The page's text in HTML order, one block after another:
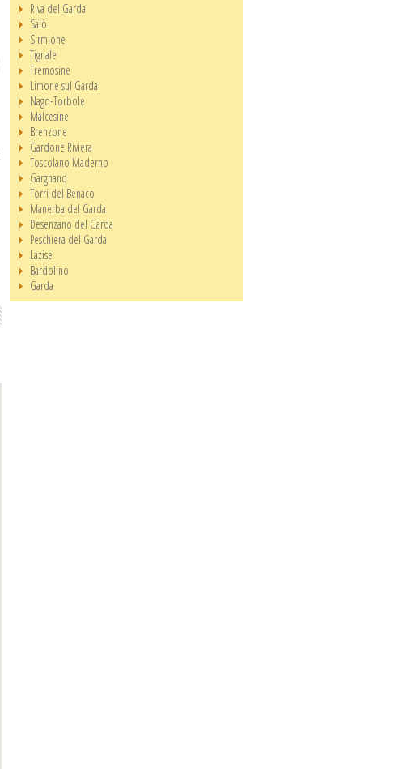
Riva del Garda
Salò
Sirmione
Tignale
Tremosine
Limone sul Garda
Nago-Torbole
Malcesine
Brenzone
Gardone Riviera
Toscolano Maderno
Gargnano
Torri del Benaco
Manerba del Garda
Desenzano del Garda
Peschiera del Garda
Lazise
Bardolino
Garda